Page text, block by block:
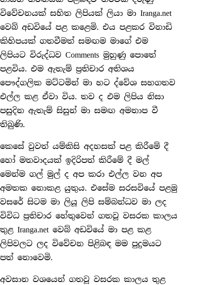
විවේචනයක් සහිත ලිපියක් ලියා මා Iranga.net
වෙබ් අඩවියේ පළ කළෙමි. එය පළකර විනාඩි
කිහිපයක් ගතවීමත් සමඟම මාගේ එම
ලිපියට විරුද්ධව Comments මුහුණු පොතේ
පළවිය. එම ඇතැම් ප්‍රතිචාර අතිශය
පෞද්ගලික මට්ටමින් මා හට ද්වේශ සහගතව
එල්ල කළ ඒවා විය. තව ද එම ලිපිය නිසා
පසුදින ඇතැම් සිසුන් මා සමඟ අමනාප වී
තිබුණි.
කෙසේ වුවත් යම්කිසි අදහසක් පළ කිරීමේ දී
හෝ මතවාදයක් ඉදිරිපත් කිරීමේ දී මල්
මෙන්ම ගල් මුල් ද අප කරා එල්ල වන අප
අමතක නොකළ යුතුය. එසේම සරසවියේ පළමු
වසරේ සිටම මා ලියූ ලිපි සම්බන්ධව මා ලද
විවිධ ප්‍රතිචාර හේතුවෙන් ගතවූ වසරක කාලය
තුළ Iranga.net වෙබ් අඩවියේ මා පළ කළ
ලිපිවලට ලද විවේචන පිළිබඳ මම පුදුමයට
පත් නොවෙමි.
අවසාන වශයෙන් ගතවූ වසරක කාලය තුළ